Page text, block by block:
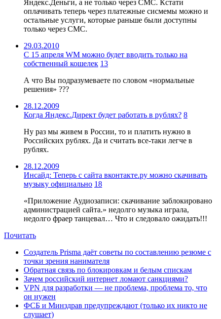
Яндекс.Деньги, а не только через СМС. Кстати
оплачивать теперь через платежные сисмемы можно и
остальные услуги, которые раньше были доступны
только через СМС.
29.03.2010
С 15 апреля WM можно будет вводить только на
собственный кошелек 13
А что Вы подразумеваете по словом «нормальные
решения» ???
28.12.2009
Когда Яндекс.Директ будет работать в рублях? 8
Ну раз мы живем в России, то и платить нужно в
Российских рублях. Да и считать все-таки легче в
рублях.
28.12.2009
Инсайд: Теперь с сайта вконтакте.ру можно скачивать
музыку официально 18
«Приложение Аудиозаписи: скачивание заблокировано
администрацией сайта.» недолго музыка играла,
недолго фраер танцевал… Что и следовало ожидать!!!
Почитать
Создатель Prisma даёт советы по составлению резюме с
точки зрения нанимателя
Обратная связь по блокировкам и белым спискам
Зачем российский интернет ломают санкциями?
VPN для разработки — не проблема, проблема то, что
он нужен
ФСБ и Минздрав предупреждают (только их никто не
слушает)